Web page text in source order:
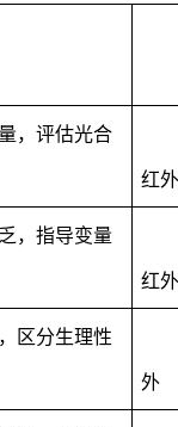
，评估光合
红
，指导变量
红外
区分生理性
外